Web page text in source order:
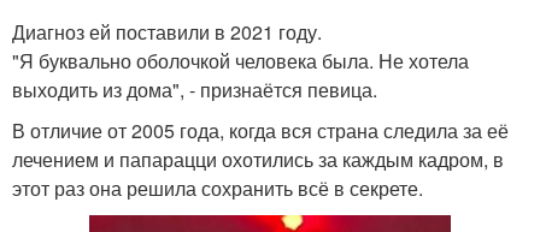
Диагноз ей поставили в 2021 году.
"Я буквально оболочкой человека была. Не хотела
выходить из дома", - признаётся певица.
В отличие от 2005 года, когда вся страна следила за её
лечением и папарацци охотились за каждым кадром, в
этот раз она решила сохранить всё в секрете.